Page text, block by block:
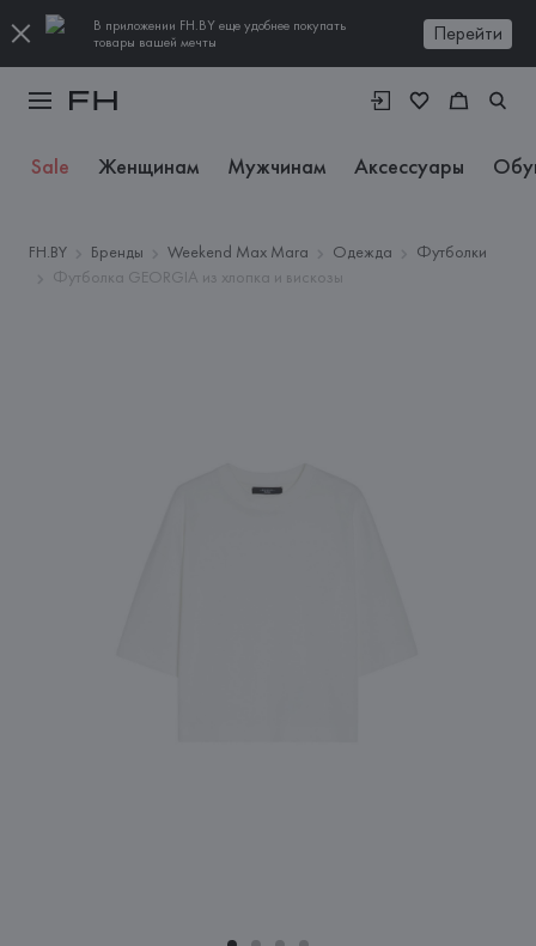
В приложении FH.BY еще удобнее покупать
товары вашей мечты
Перейти
Sale Женщинам Мужчинам Аксессуары
FH.BY Бренды Weekend Max Mara Одежда
Футболки
Футболка GEORGIA из хлопка и вискозы